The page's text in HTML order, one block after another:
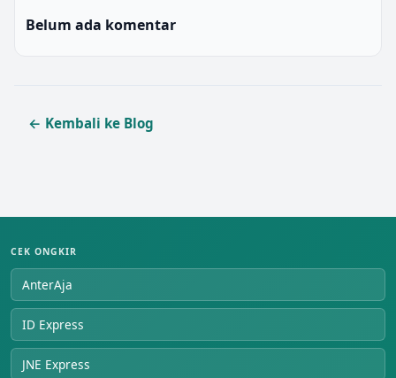
Belum ada komentar
← Kembali ke Blog
CEK ONGKIR
AnterAja
ID Express
JNE Express